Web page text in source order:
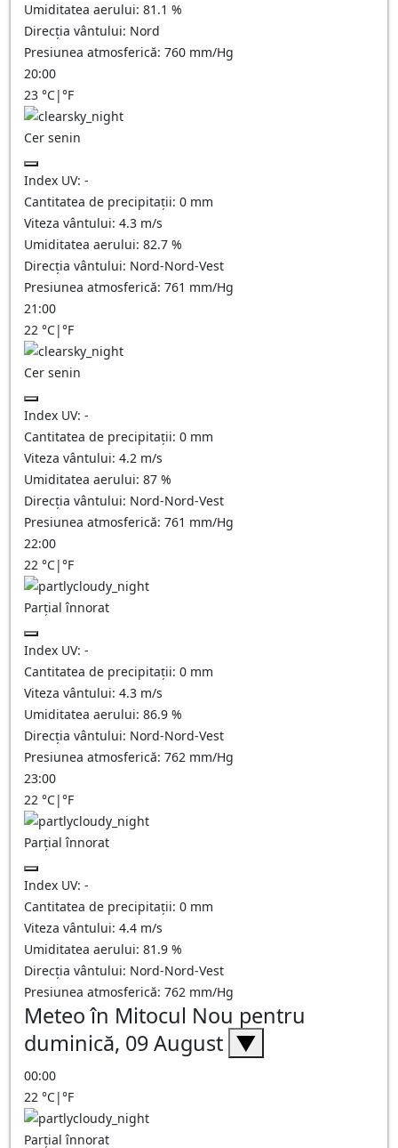
Umiditatea aerului: 81.1 %
Direcția vântului: Nord
Presiunea atmosferică: 760 mm/Hg
20:00
23 °C|°F
Cer senin
Index UV: -
Cantitatea de precipitații: 0 mm
Viteza vântului: 4.3 m/s
Umiditatea aerului: 82.7 %
Direcția vântului: Nord-Nord-Vest
Presiunea atmosferică: 761 mm/Hg
21:00
22 °C|°F
Cer senin
Index UV: -
Cantitatea de precipitații: 0 mm
Viteza vântului: 4.2 m/s
Umiditatea aerului: 87 %
Direcția vântului: Nord-Nord-Vest
Presiunea atmosferică: 761 mm/Hg
22:00
22 °C|°F
Parțial înnorat
Index UV: -
Cantitatea de precipitații: 0 mm
Viteza vântului: 4.3 m/s
Umiditatea aerului: 86.9 %
Direcția vântului: Nord-Nord-Vest
Presiunea atmosferică: 762 mm/Hg
23:00
22 °C|°F
Parțial înnorat
Index UV: -
Cantitatea de precipitații: 0 mm
Viteza vântului: 4.4 m/s
Umiditatea aerului: 81.9 %
Direcția vântului: Nord-Nord-Vest
Presiunea atmosferică: 762 mm/Hg
Meteo în Mitocul Nou pentru
duminică, 09 August ▼
00:00
22 °C|°F
Parțial înnorat